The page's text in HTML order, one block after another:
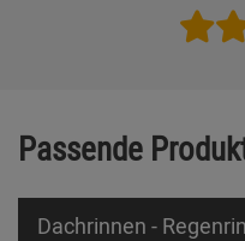
Passende
Dachrinnen -